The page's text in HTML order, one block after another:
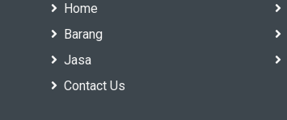
Home
Barang
Jasa
Contact Us